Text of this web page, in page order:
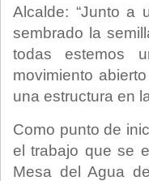
Alcalde: “Junto a
sembrado la
todas estemos
movimiento
una estructura en
Como punto de
el trabajo que se
Mesa del Agua